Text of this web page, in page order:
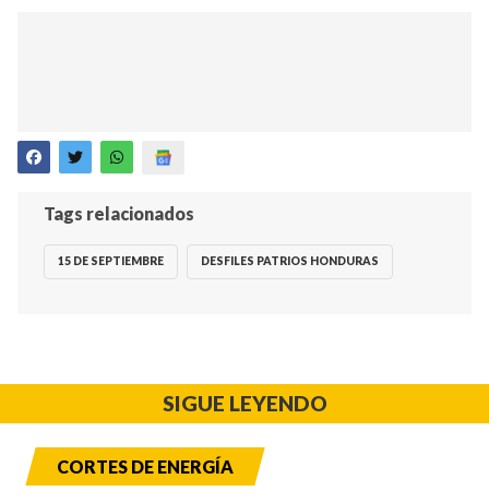
Tags relacionados
15 DE SEPTIEMBRE DESFILES PATRIOS HONDURAS
SIGUE LEYENDO
CORTES DE ENERGÍA